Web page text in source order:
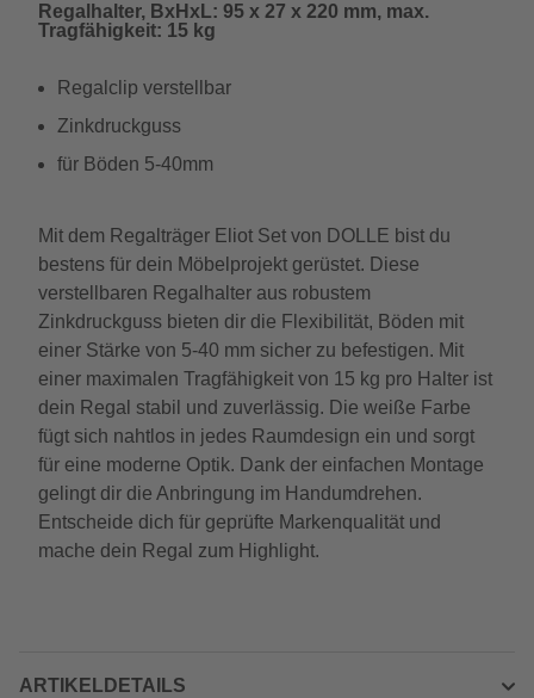
Regalhalter, BxHxL: 95 x 27 x 220 mm, max.
Tragfähigkeit: 15 kg
Regalclip verstellbar
Zinkdruckguss
für Böden 5-40mm
Mit dem Regalträger Eliot Set von DOLLE bist du
bestens für dein Möbelprojekt gerüstet. Diese
verstellbaren Regalhalter aus robustem
Zinkdruckguss bieten dir die Flexibilität, Böden mit
einer Stärke von 5-40 mm sicher zu befestigen. Mit
einer maximalen Tragfähigkeit von 15 kg pro Halter ist
dein Regal stabil und zuverlässig. Die weiße Farbe
fügt sich nahtlos in jedes Raumdesign ein und sorgt
für eine moderne Optik. Dank der einfachen Montage
gelingt dir die Anbringung im Handumdrehen.
Entscheide dich für geprüfte Markenqualität und
mache dein Regal zum Highlight.
ARTIKELDETAILS